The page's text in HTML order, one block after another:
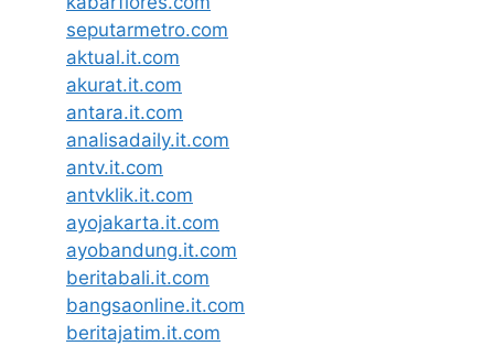
seputarmetro.com
aktual.it.com
akurat.it.com
antara.it.com
analisadaily.it.com
antv.it.com
antvklik.it.com
ayojakarta.it.com
ayobandung.it.com
beritabali.it.com
bangsaonline.it.com
beritajatim.it.com